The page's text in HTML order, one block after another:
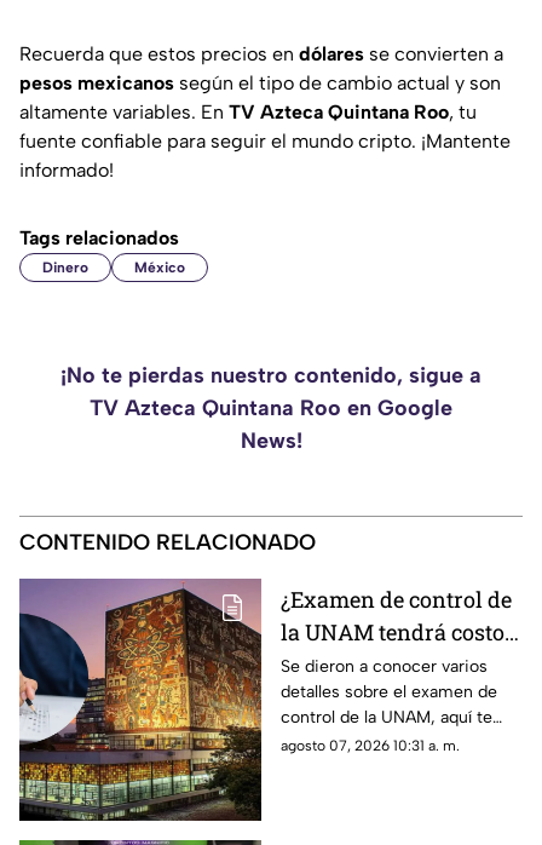
Recuerda que estos precios en dólares se convierten a
pesos mexicanos según el tipo de cambio actual y son
altamente variables. En TV Azteca Quintana Roo, tu
fuente confiable para seguir el mundo cripto. ¡Mantente
informado!
Tags relacionados
Dinero México
¡No te pierdas nuestro contenido, sigue a
TV Azteca Quintana Roo en Google
News!
CONTENIDO RELACIONADO
¿Examen de control de
la UNAM tendrá costo?
Conoce todos los
detalles
Se dieron a conocer varios
detalles sobre el examen de
control de la UNAM, aquí te
decimos si tendrá costo o no.
agosto 07, 2026 10:31 a. m.